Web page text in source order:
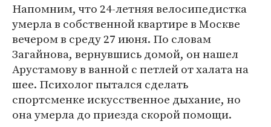
Напомним, что 24-летняя велосипедистка
умерла в собственной квартире в Москве
вечером в среду 27 июня. По словам
Загайнова, вернувшись домой, он нашел
Арустамову в ванной с петлей от халата на
шее. Психолог пытался сделать
спортсменке искусственное дыхание, но
она умерла до приезда скорой помощи.